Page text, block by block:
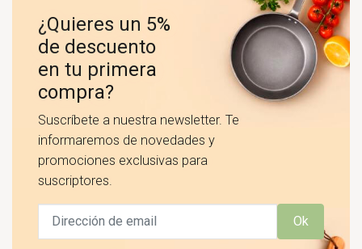
¿Quieres un 5%
de descuento
en tu primera
compra?
Suscríbete a nuestra newsletter. Te
informaremos de novedades y
promociones exclusivas para
suscriptores.
Ok